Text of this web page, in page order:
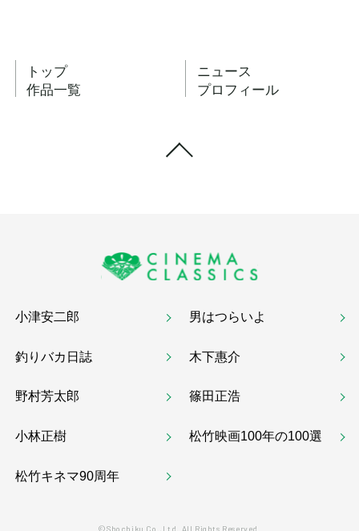
トップ
ニュース
作品一覧
プロフィール
小津安二郎 男はつらいよ
釣りバカ日誌 木下惠介
野村芳太郎 篠田正浩
小林正樹 松竹映画100年の100選
松竹キネマ90周年
©Shochiku Co.,Ltd. All Rights Reserved.